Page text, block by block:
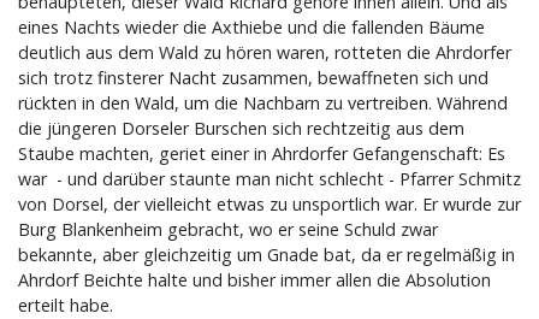
eines Nachts wieder die Axthiebe und die fallenden Bäume
deutlich aus dem Wald zu hören waren, rotteten die Ahrdorfer
sich trotz finsterer Nacht zusammen, bewaffneten sich und
rückten in den Wald, um die Nachbarn zu vertreiben. Während
die jüngeren Dorseler Burschen sich rechtzeitig aus dem
Staube machten, geriet einer in Ahrdorfer Gefangenschaft: Es
war - und darüber staunte man nicht schlecht - Pfarrer Schmitz
von Dorsel, der vielleicht etwas zu unsportlich war. Er wurde zur
Burg Blankenheim gebracht, wo er seine Schuld zwar
bekannte, aber gleichzeitig um Gnade bat, da er regelmäßig in
Ahrdorf Beichte halte und bisher immer allen die Absolution
erteilt habe.